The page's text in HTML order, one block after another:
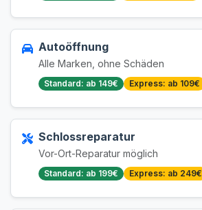
Autoöffnung
Alle Marken, ohne Schäden
Standard: ab 149€ Express: ab 109€
Schlossreparatur
Vor-Ort-Reparatur möglich
Standard: ab 199€ Express: ab 249€